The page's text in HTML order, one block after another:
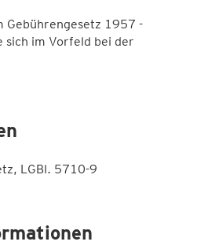
Gebührengesetz 1957 -
sich im Vorfeld bei der
LGBl. 5710-9